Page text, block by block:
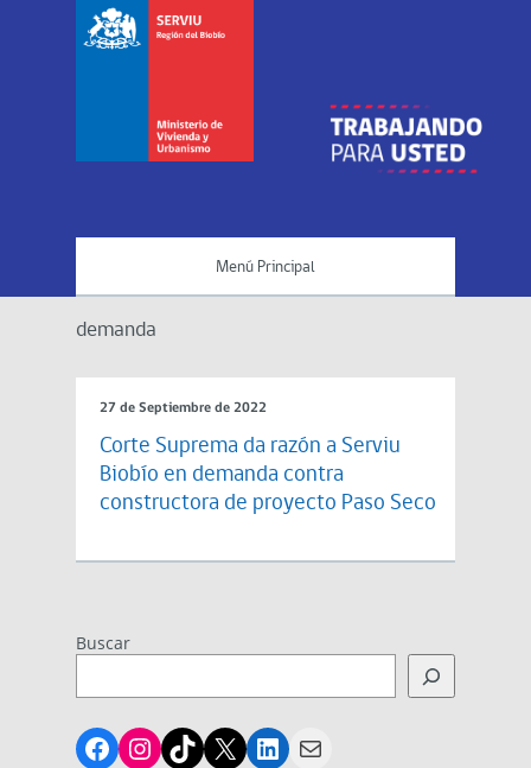
Menú Principal
demanda
27 de Septiembre de 2022
Corte Suprema da razón a Serviu
Biobío en demanda contra
constructora de proyecto Paso Seco
Buscar
Facebook
Instagram
TikTok
X LinkedIn
Mail